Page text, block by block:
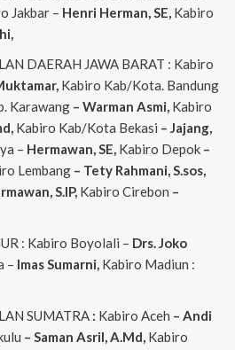
Jakbar – Henri Herman, SE, Kabiro
DAERAH JAWA BARAT : Kabiro
Kabiro Kab/Kota. Bandung
Karawang – Warman Asmi, Kabiro
Kabiro Kab/Kota Bekasi – Jajang,
– Hermawan, SE, Kabiro Depok–
Lembang– Tety Rahmani, S.sos,
S.IP, Kabiro Cirebon –
: Kabiro Boyolali – Drs. Joko
– ImasSumarni, Kabiro Madiun :
SUMATRA : Kabiro Aceh – Andi
– Saman Asril, A.Md, Kabiro